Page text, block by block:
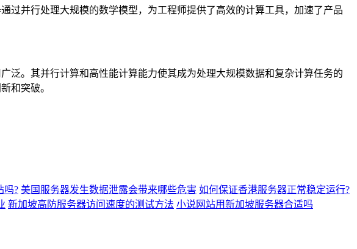
并行处理大规模的数学模型，为工程师提供了高效的计算工具，加速了产品
。其并行计算和高性能计算能力使其成为处理大规模数据和复杂计算任务的
和突破。
吗? 美国服务器发生数据泄露会带来哪些危害 如何保证香港服务器正常稳定运行?
新加坡高防服务器访问速度的测试方法 小说网站用新加坡服务器合适吗